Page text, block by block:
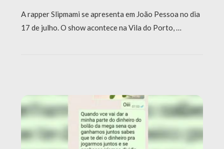
A rapper Slipmami se apresenta em João Pessoa no dia
17 de julho. O show acontece na Vila do Porto, …